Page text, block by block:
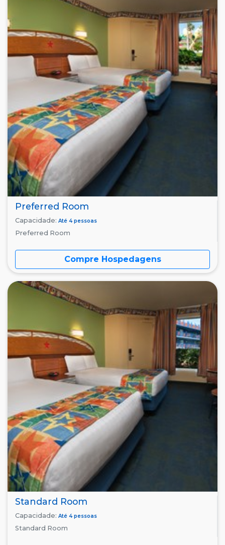
Preferred Room
Capacidade: Até 4 pessoas
Preferred Room
Compre Hospedagens
Standard Room
Capacidade: Até 4 pessoas
Standard Room